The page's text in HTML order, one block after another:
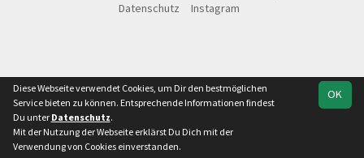
Datenschutz
Instagram
OK
Diese Webseite verwendet Cookies, um Dir den bestmöglichen
Service bieten zu können. Entsprechende Informationen findest
Du unter Datenschutz.
Mit der Nutzung der Webseite erklärst Du Dich mit der
Verwendung von Cookies einverstanden.